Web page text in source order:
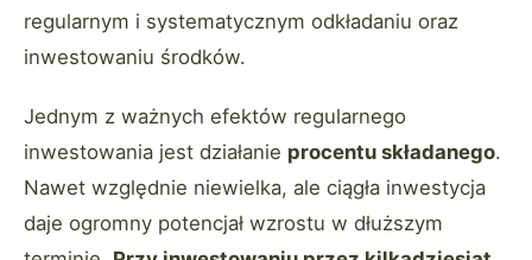
regularnym i systematycznym odkładaniu oraz
inwestowaniu środków.
Jednym z ważnych efektów regularnego
inwestowania jest działanie procentu składanego.
Nawet względnie niewielka, ale ciągła inwestycja
daje ogromny potencjał wzrostu w dłuższym